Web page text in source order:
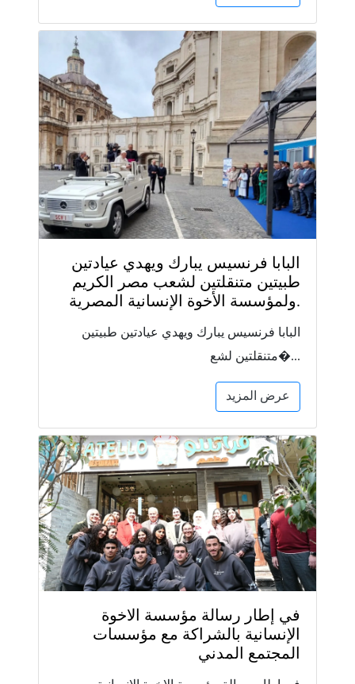
البابا فرنسيس يبارك ويهدي عيادتين
طبيتين متنقلتين لشعب مصر الكريم
ولمؤسسة الأخوة الإنسانية المصرية.
البابا فرنسيس يبارك ويهدي عيادتين طبيتين
متنقلتين لشع�...
عرض المزيد
في إطار رسالة مؤسسة الاخوة
الإنسانية بالشراكة مع مؤسسات
المجتمع المدني